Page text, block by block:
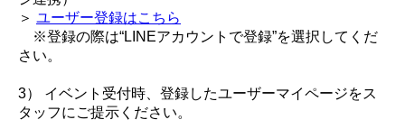
＞ ユーザー登録はこちら
※登録の際は“LINEアカウントで登録”を選択してくだ
さい。
3） イベント受付時、登録したユーザーマイページをス
タッフにご提示ください。